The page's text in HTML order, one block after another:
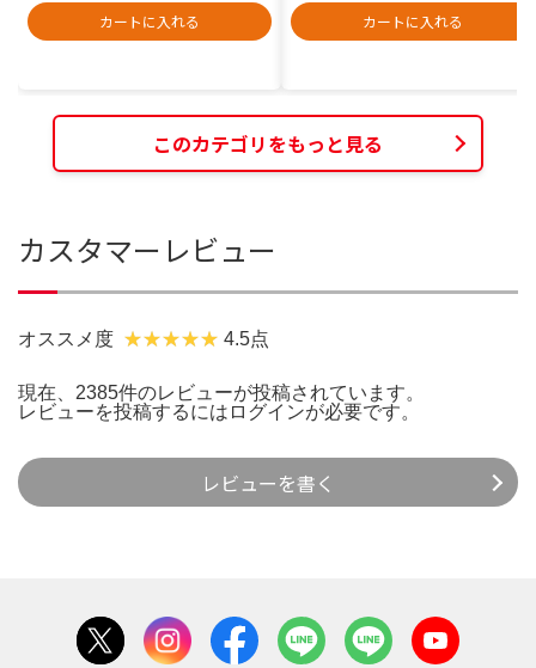
カートに入れる
カートに入れる
このカテゴリをもっと見る
カスタマーレビュー
オススメ度 4.5点
現在、2385件のレビューが投稿されています。
レビューを投稿するには ログインが必要です。
レビューを書く